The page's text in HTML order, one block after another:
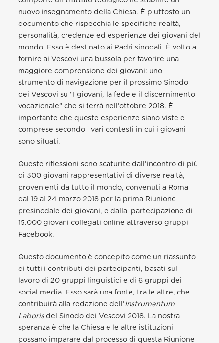
nuovo insegnamento della Chiesa. È piuttosto un
documento che rispecchia le specifiche realtà,
personalità, credenze ed esperienze dei giovani del
mondo. Esso è destinato ai Padri sinodali. È volto a
fornire ai Vescovi una bussola per favorire una
maggiore comprensione dei giovani: uno
strumento di navigazione per il prossimo Sinodo
dei Vescovi su “I giovani, la fede e il discernimento
vocazionale” che si terrà nell’ottobre 2018. È
importante che queste esperienze siano viste e
comprese secondo i vari contesti in cui i giovani
sono situati.
Queste riflessioni sono scaturite dall’incontro di più
di 300 giovani rappresentativi di diverse realtà,
provenienti da tutto il mondo, convenuti a Roma
dal 19 al 24 marzo 2018 per la prima Riunione
presinodale dei giovani, e dalla partecipazione di
15.000 giovani collegati online attraverso gruppi
Facebook.
Questo documento è concepito come un riassunto
di tutti i contributi dei partecipanti, basati sul
lavoro di 20 gruppi linguistici e di 6 gruppi dei
social media. Esso sarà una fonte, tra le altre, che
contribuirà alla redazione dell’ Instrumentum
Laborisdel Sinodo dei Vescovi 2018. La nostra
speranza è che la Chiesa e le altre istituzioni
possano imparare dal processo di questa Riunione